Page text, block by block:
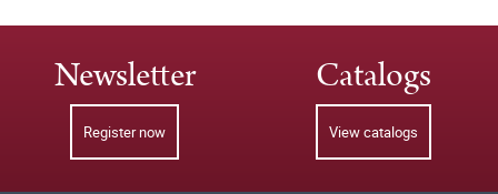
Newsletter
Register now
Catalogs
View catalogs